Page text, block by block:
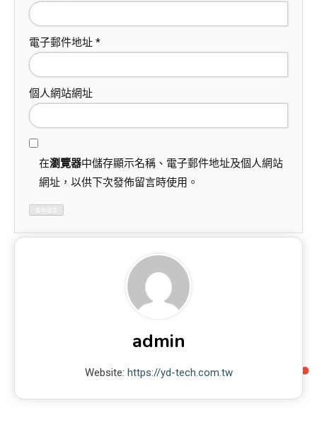
電子郵件地址 *
個人網站網址
在瀏覽器中儲存顯示名稱、電子郵件地址及個人網站
網址，以供下次發佈留言時使用。
admin
Website: https://yd-tech.com.tw